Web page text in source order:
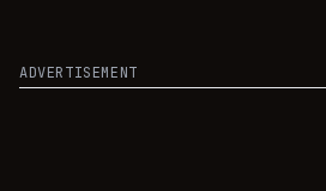
ADVERTISEMENT